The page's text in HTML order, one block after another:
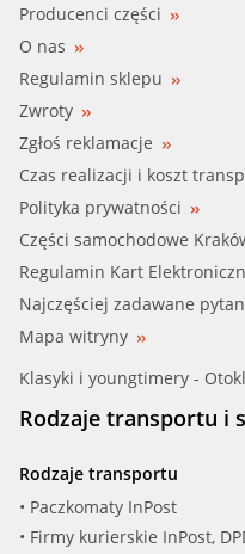
Producenci części
O nas
Regulamin sklepu
Zwroty
Zgłoś reklamacje
Czas realizacji i koszt
Polityka prywatności
Części samochodowe
Regulamin Kart
Najczęściej zadawane
Mapa witryny
Klasyki i youngtimery -
Rodzaje transportu i
Rodzaje transportu
• Paczkomaty InPost
• Firmy kurierskie InPost,